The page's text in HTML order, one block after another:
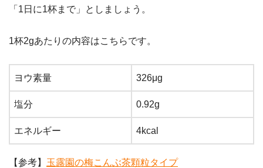
「1日に1杯まで」としましょう。
1杯2gあたりの内容はこちらです。
ヨウ素量 326μg
塩分 0.92g
エネルギー 4kcal
【参考】 玉露園の梅こんぶ茶顆粒タイプ